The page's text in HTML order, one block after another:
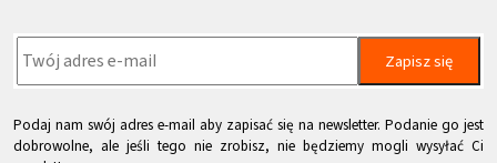
Zapisz się
Podaj nam swój adres e-mail aby zapisać się na newsletter. Podanie go jest
dobrowolne, ale jeśli tego nie zrobisz, nie będziemy mogli wysyłać Ci